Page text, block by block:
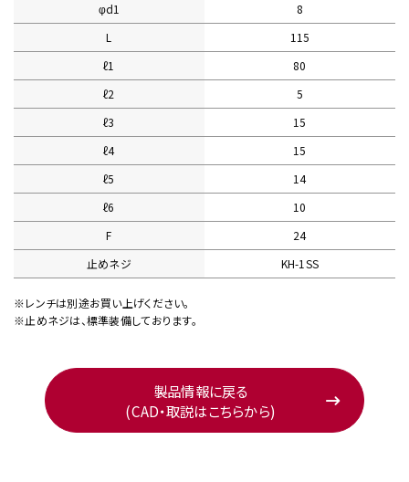
φd1
8
L
115
ℓ1
80
ℓ2
5
ℓ3
15
ℓ4
15
ℓ5
14
ℓ6
10
F
24
止めネジ
KH-1SS
※レンチは別途お買い上げください。
※止めネジは、標準装備しております。
製品情報に戻る
(CAD・取説はこちらから)